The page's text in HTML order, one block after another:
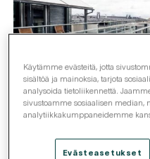
Käytämme evästeitä, jotta
sisältöä ja mainoksia, tarjota
analysoida tietoliikennettä.
sivustoamme sosiaalisen median,
analytiikkakumppaneidemme
Evästeasetukset